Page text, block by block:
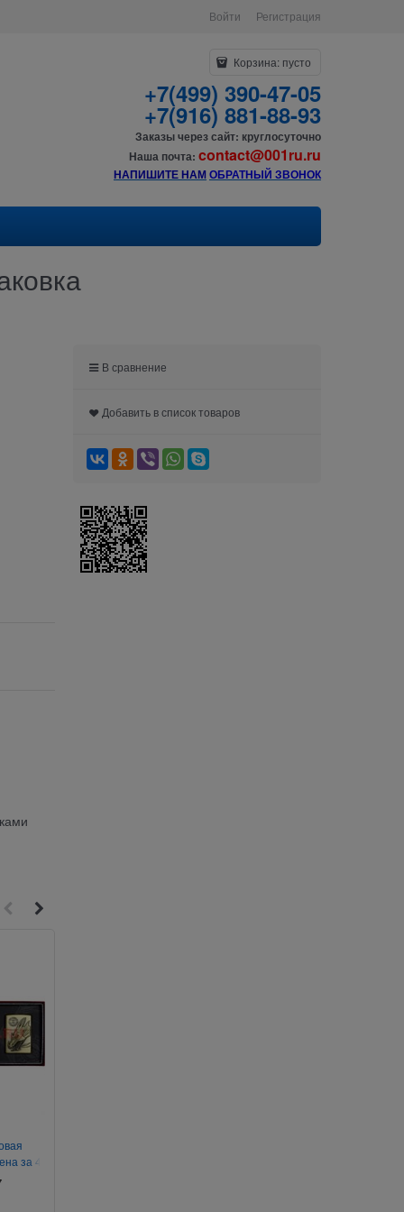
Войти Регистрация
Корзина: пусто
+7(499) 390-47-05
+7(916) 881-88-93
Заказы через сайт: круглосуточно
Наша почта: contact@001ru.ru
НАПИШИТЕ НАМОБРАТНЫЙ ЗВОНОК
за 4
В сравнение
Добавить в список товаров